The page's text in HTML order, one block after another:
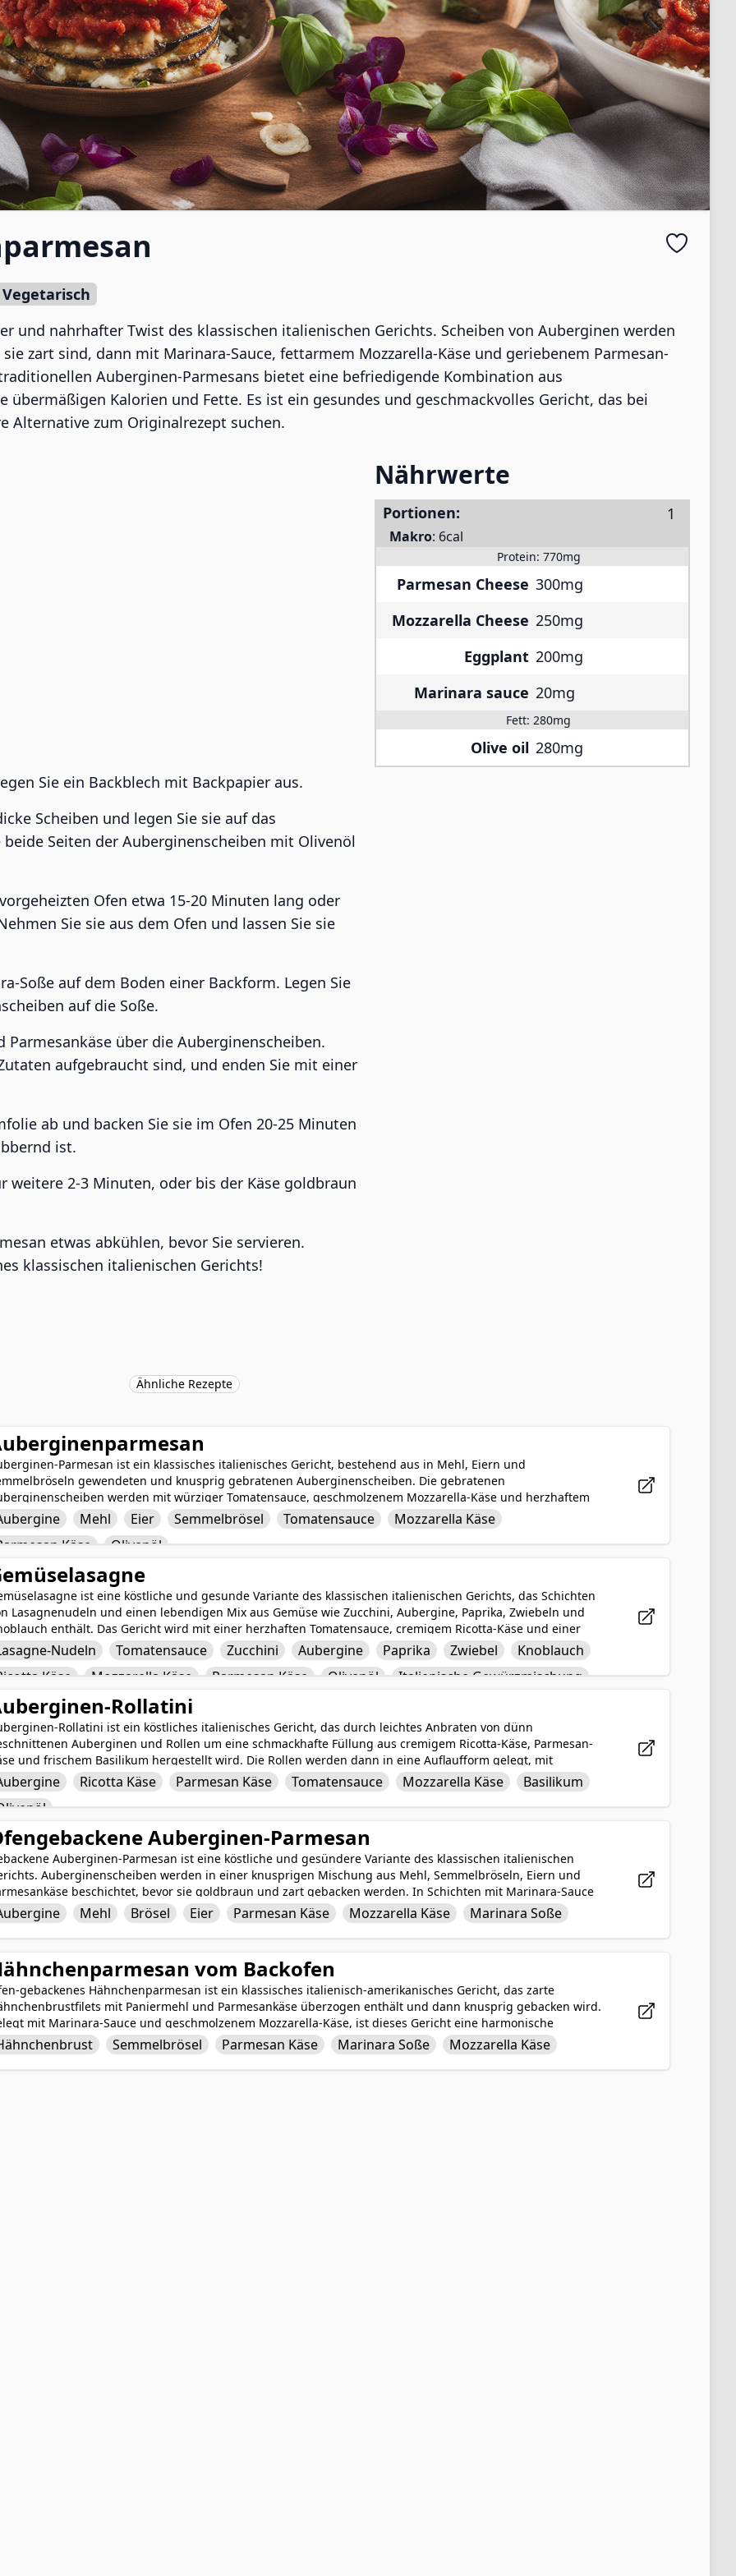
Vegetarisch
und nahrhafter Twist des klassischen italienischen Gerichts. Scheiben von Auberginen werden
zart sind, dann mit Marinara-Sauce, fettarmem Mozzarella-Käse und geriebenem Parmesan-
Auberginen-Parmesans bietet eine befriedigende Kombination aus
übermäßigen Kalorien und Fette. Es ist ein gesundes und geschmackvolles Gericht, das bei
Alternative zum Originalrezept suchen.
Sie ein Backblech mit Backpapier aus.
Scheiben und legen Sie sie auf das
Seiten der Auberginenscheiben mit Olivenöl
Ofen etwa 15-20 Minuten lang oder
Sie sie aus dem Ofen und lassen Sie sie
Soße auf dem Boden einer Backform. Legen Sie
auf die Soße.
Parmesankäse über die Auberginenscheiben.
aufgebraucht sind, und enden Sie mit einer
ab und backen Sie sie im Ofen 20-25 Minuten
ist.
weitere 2-3 Minuten, oder bis der Käse goldbraun
etwas abkühlen, bevor Sie servieren.
klassischen italienischen Gerichts!
Nährwerte
Portionen:
Makro: 6cal
Protein: 770mg
Parmesan Cheese 300mg
Mozzarella Cheese 250mg
Eggplant 200mg
Marinara sauce 20mg
Fett: 280mg
Olive oil 280mg
Ähnliche Rezepte
Parmesan ist ein klassisches italienisches Gericht, bestehend aus in Mehl, Eiern und
gewendeten und knusprig gebratenen Auberginenscheiben. Die gebratenen
werden mit würziger Tomatensauce, geschmolzenem Mozzarella-Käse und herzhaftem
Käse geschichtet. Das Gericht wird oft im Ofen gebacken, bis der Käse blubbert und goldbraun ist,
so eine herzhafte und tröstliche Mahlzeit schafft. Die Kombination aus Aromen und Texturen in
Parmesan macht es zu einer köstlichen und befriedigenden vegetarischen Option, die garantiert
am Esstisch erfreut.
Mehl Eier Semmelbrösel Tomatensauce
Mozzarella Käse
Käse
Olivenöl
ist eine köstliche und gesunde Variante des klassischen italienischen Gerichts, das Schichten
Lasagnenudeln und einen lebendigen Mix aus Gemüse wie Zucchini, Aubergine, Paprika, Zwiebeln und
enthält. Das Gericht wird mit einer herzhaften Tomatensauce, cremigem Ricotta-Käse und einer
aus schmelzendem Mozzarella- und Parmesankäse zubereitet. Gewürzt mit italienischen Kräutern
mit Olivenöl beträufelt, bietet diese vegetarische Lasagne eine köstliche Kombination aus Aromen und
die sicher jeden Appetit stillen wird.
Nudeln Tomatensauce Zucchini Aubergine Paprika Zwiebel
Knoblauch
Käse
Mozzarella Käse Parmesan Käse Olivenöl Italienische Gewürzmischung
Rollatini
Rollatini ist ein köstliches italienisches Gericht, das durch leichtes Anbraten von dünn
Auberginen und Rollen um eine schmackhafte Füllung aus cremigem Ricotta-Käse, Parmesan-
und frischem Basilikum hergestellt wird. Die Rollen werden dann in eine Auflaufform gelegt, mit
und zerriebenem Mozzarella-Käse bedeckt und goldbraun gebacken. Das Gericht wird mit einem
Olivenöl und frischem Basilikum für eine schöne Präsentation und ein Geschmackserlebnis abgerundet.
Rollatini ist eine zufriedenstellende und tröstliche Mahlzeit, die Ihre Geschmacksknospen mit ihrer
und herzhaften Kombination von Zutaten beeindrucken wird.
Ricotta Käse Parmesan Käse Tomatensauce Mozzarella Käse
Basilikum
Auberginen-Parmesan
Auberginen-Parmesan ist eine köstliche und gesündere Variante des klassischen italienischen
Auberginenscheiben werden in einer knusprigen Mischung aus Mehl, Semmelbröseln, Eiern und
beschichtet, bevor sie goldbraun und zart gebacken werden. In Schichten mit Marinara-Sauce
klebrigem Mozzarella-Käse serviert, ist dieses Gericht eine schmackhafte und zufriedenstellende Mahlzeit,
die Essenz des traditionellen Auberginen-Parmesans einfängt, ohne frittiert zu werden. Es ist ein
und tröstliches Gericht, das als Hauptgericht oder Beilage zu jedem Anlass genossen werden kann.
Mehl Brösel Eier Parmesan Käse Mozzarella Käse Marinara Soße
vom Backofen
gebackenes Hähnchenparmesan ist ein klassisches italienisch-amerikanisches Gericht, das zarte
mit Paniermehl und Parmesankäse überzogen enthält und dann knusprig gebacken wird.
mit Marinara-Sauce und geschmolzenem Mozzarella-Käse, ist dieses Gericht eine harmonische
aus Aromen und Texturen. Die herzhafte Kombination aus knusprigem Hähnchen, würziger
und klebrigem Käse schafft eine tröstliche und zufriedenstellende Mahlzeit, die perfekt für ein
oder besondere Anlässe ist.
Semmelbrösel Parmesan Käse Marinara Soße Mozzarella Käse